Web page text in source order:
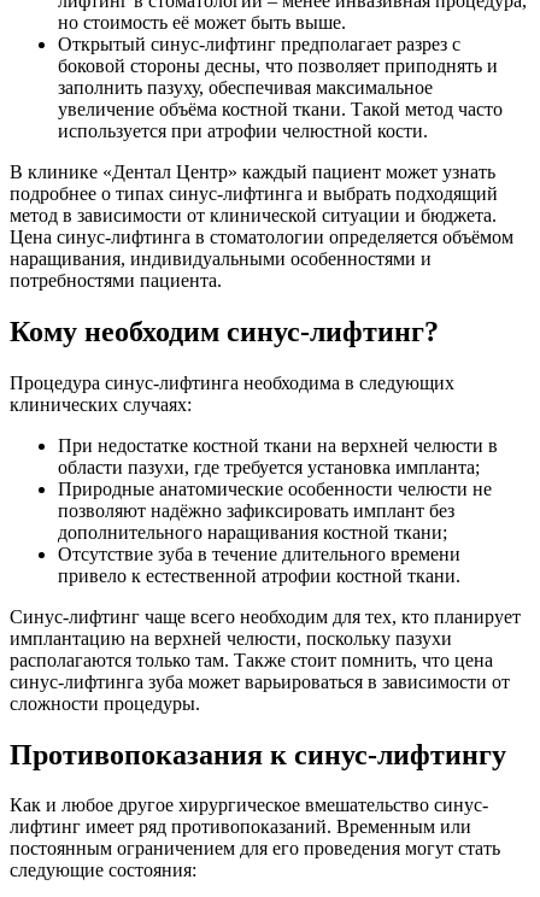
но стоимость её может быть выше.
Открытый синус-лифтинг предполагает разрез с
боковой стороны десны, что позволяет приподнять и
заполнить пазуху, обеспечивая максимальное
увеличение объёма костной ткани. Такой метод часто
используется при атрофии челюстной кости.
В клинике «Дентал Центр» каждый пациент может узнать
подробнее о типах синус-лифтинга и выбрать подходящий
метод в зависимости от клинической ситуации и бюджета.
Цена синус-лифтинга в стоматологии определяется объёмом
наращивания, индивидуальными особенностями и
потребностями пациента.
Кому необходим синус-лифтинг?
Процедура синус-лифтинга необходима в следующих
клинических случаях:
При недостатке костной ткани на верхней челюсти в
области пазухи, где требуется установка импланта;
Природные анатомические особенности челюсти не
позволяют надёжно зафиксировать имплант без
дополнительного наращивания костной ткани;
Отсутствие зуба в течение длительного времени
привело к естественной атрофии костной ткани.
Синус-лифтинг чаще всего необходим для тех, кто планирует
имплантацию на верхней челюсти, поскольку пазухи
располагаются только там. Также стоит помнить, что цена
синус-лифтинга зуба может варьироваться в зависимости от
сложности процедуры.
Противопоказания к синус-лифтингу
Как и любое другое хирургическое вмешательство синус-
лифтинг имеет ряд противопоказаний. Временным или
постоянным ограничением для его проведения могут стать
следующие состояния: